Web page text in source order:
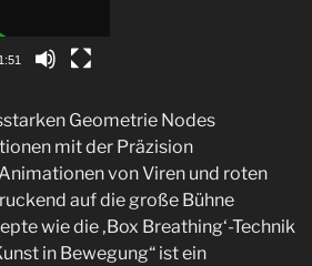
Geometrie Nodes
mit der Präzision
von Viren und roten
auf die große Bühne
wie die ‚Box Breathing‘-Technik
in Bewegung“ ist ein